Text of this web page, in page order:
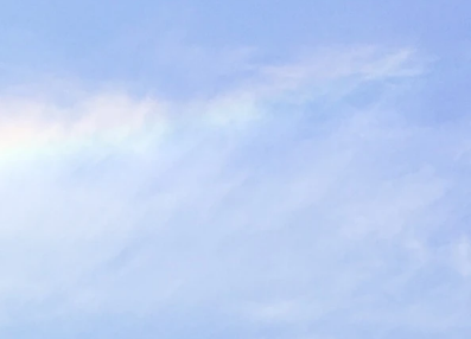
気象予報士講座について